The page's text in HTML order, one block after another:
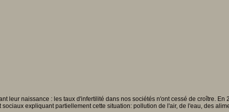
leur naissance : les taux d'infertilité dans nos sociétés n'ont cessé de croître.
expliquant partiellement cette situation: pollution de l'air, de l'eau, des